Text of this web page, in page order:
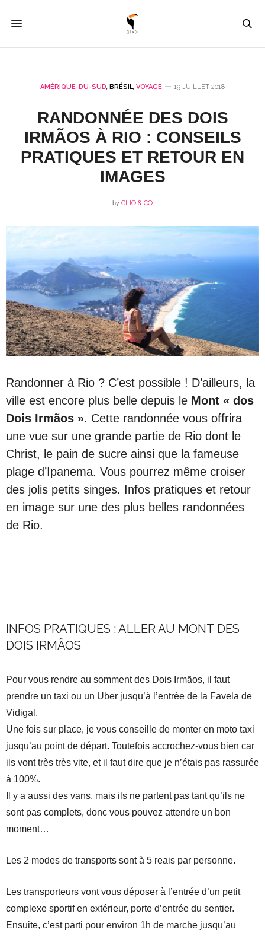
AMÉRIQUE-DU-SUD, BRÉSIL, VOYAGE 19 JUILLET 2018
RANDONNÉE DES DOIS
IRMÃOS À RIO : CONSEILS
PRATIQUES ET RETOUR EN
IMAGES
by CLIO & CO
Randonner à Rio ? C’est possible ! D’ailleurs, la
ville est encore plus belle depuis le Mont « dos
Dois Irmãos ». Cette randonnée vous offrira
une vue sur une grande partie de Rio dont le
Christ, le pain de sucre ainsi que la fameuse
plage d’Ipanema. Vous pourrez même croiser
des jolis petits singes. Infos pratiques et retour
en image sur une des plus belles randonnées
de Rio.
INFOS PRATIQUES : ALLER AU MONT DES
DOIS IRMÃOS
Pour vous rendre au somment des Dois Irmãos, il faut
prendre un taxi ou un Uber jusqu’à l’entrée de la Favela de
Vidigal.
Une fois sur place, je vous conseille de monter en moto taxi
jusqu’au point de départ. Toutefois accrochez-vous bien car
ils vont très très vite, et il faut dire que je n’étais pas rassurée
à 100%.
Il y a aussi des vans, mais ils ne partent pas tant qu’ils ne
sont pas complets, donc vous pouvez attendre un bon
moment…
Les 2 modes de transports sont à 5 reais par personne.
Les transporteurs vont vous déposer à l’entrée d’un petit
complexe sportif en extérieur, porte d’entrée du sentier.
Ensuite, c’est parti pour environ 1h de marche jusqu’au